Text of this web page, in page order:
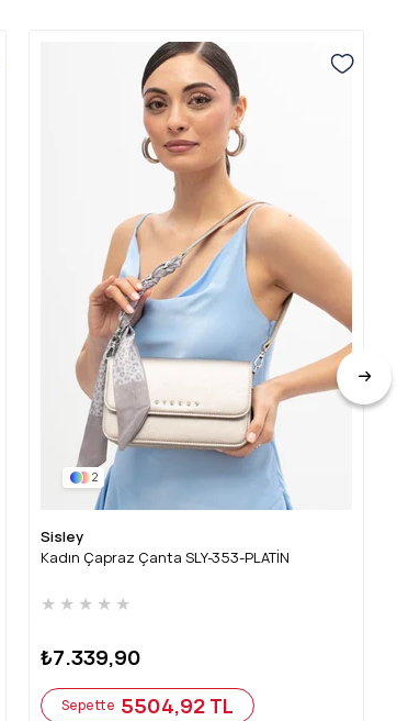
2
Sisley
Kadın Çapraz Çanta SLY-353-PLATİN
★ ★ ★ ★ ★
₺7.339,90
Sepette 5504,92 TL